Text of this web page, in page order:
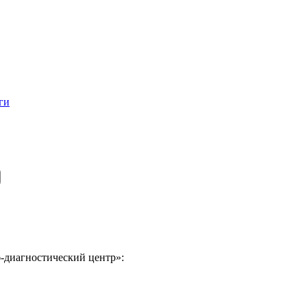
центр»: